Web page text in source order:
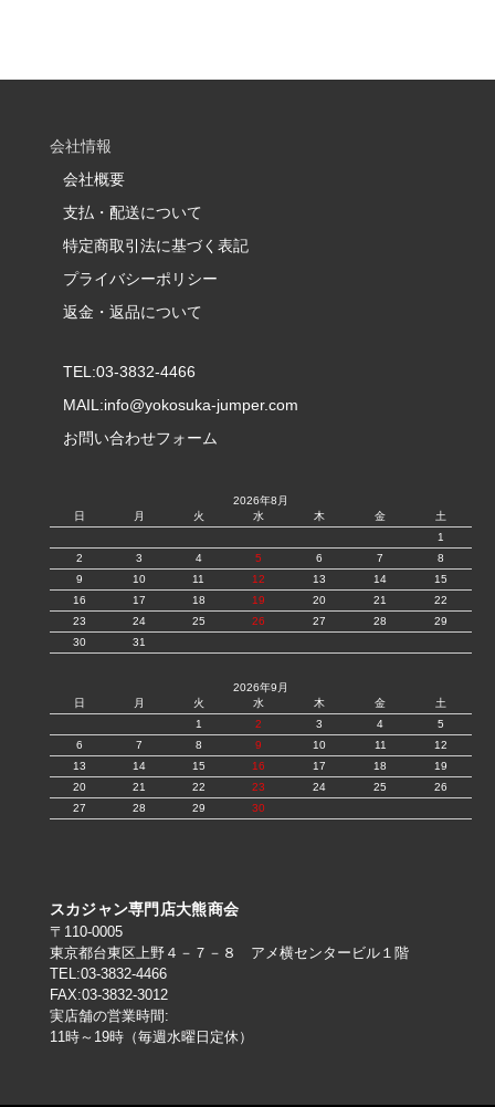
会社情報
会社概要
支払・配送について
特定商取引法に基づく表記
プライバシーポリシー
返金・返品について
TEL:03-3832-4466
MAIL:info@yokosuka-jumper.com
お問い合わせフォーム
2026年8月
日
月 火 水 木 金
土
1
2
3 4 5 6 7
8
9
10 11 12 13 14
15
16
17 18 19 20 21
22
23
24 25 26 27 28
29
30
31
2026年9月
日
月 火 水 木 金
土
1
2 3 4
5
6
7 8 9 10 11
12
13
14 15 16 17 18
19
20
21 22 23 24 25
26
27
28 29 30
スカジャン専門店大熊商会
〒110-0005
東京都台東区上野４－７－８ アメ横センタービル１階
TEL:03-3832-4466
FAX:03-3832-3012
実店舗の営業時間:
11時～19時（毎週水曜日定休）